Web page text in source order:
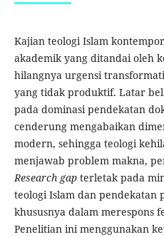
Kajian teologi Islam
akademik yang ditandai oleh
hilangnya urgensi
yang tidak produktif. Latar
pada dominasi pendekatan
cenderung mengabaikan
modern, sehingga teologi
menjawab problem makna,
Research gapterletak pada
teologi Islam dan pendekatan
khususnya dalam merespons
Penelitian ini menggunakan